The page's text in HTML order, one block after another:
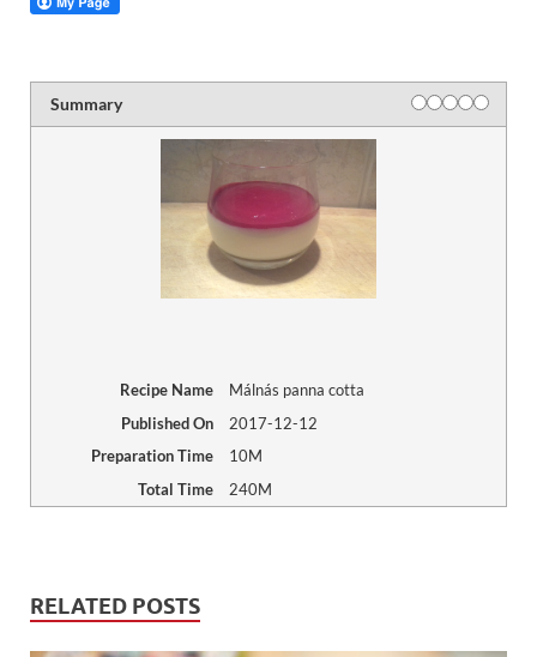
Summary
Recipe Name
Málnás panna cotta
Published On
2017-12-12
Preparation Time
10M
Total Time
240M
RELATED POSTS